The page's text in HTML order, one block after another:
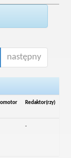
następny
Redaktor(rzy)
-